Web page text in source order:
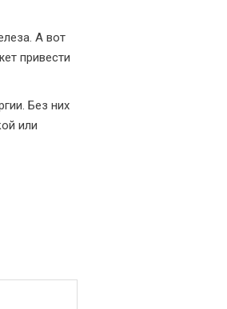
А вот
привести
Без них
или